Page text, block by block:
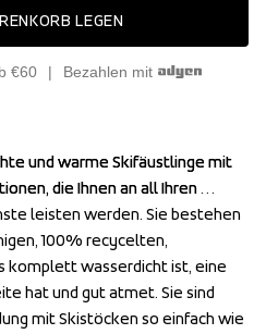
LEGEN
€60 Bezahlen mit
und warme Skifäustlinge mit
die Ihnen an all Ihren
leisten werden. Sie bestehen
100% recycelten,
komplett wasserdicht ist, eine
hat und gut atmet. Sie sind
mit Skistöcken so einfach wie
und warme Skifäustlinge mit
die Ihnen an all Ihren
leisten werden. Sie bestehen
100% recycelten,
komplett wasserdicht ist, eine
hat und gut atmet. Sie sind
mit Skistöcken so einfach wie